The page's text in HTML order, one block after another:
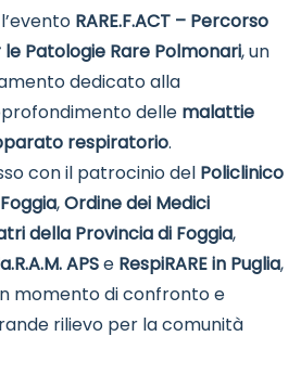
RARE.F.ACT – Percorso
Patologie Rare Polmonari, un
dedicato alla
delle malattie
respiratorio.
con il patrocinio del Policlinico
,Ordine dei Medici
della Provincia di Foggia,
APSe RespiRARE in Puglia,
momento di confronto e
rilievo per la comunità